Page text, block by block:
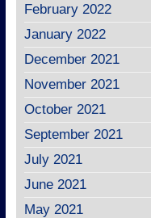
February 2022
January 2022
December 2021
November 2021
October 2021
September 2021
July 2021
June 2021
May 2021